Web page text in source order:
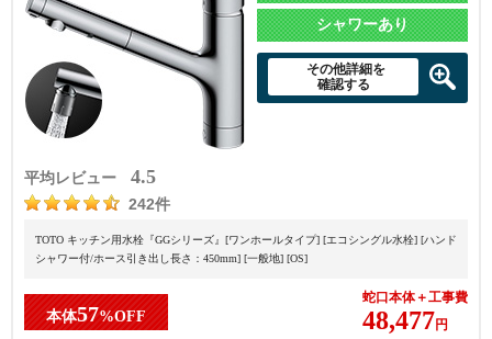
平均レビュー 4.5
242件
シャワーあり
その他詳細を
確認する
TOTO キッチン用水栓『GGシリーズ』[ワンホールタイプ] [エコシングル水栓] [ハンド
シャワー付/ホース引き出し長さ：450mm] [一般地] [OS]
本体57%OFF
蛇口本体＋工事費
48,477円